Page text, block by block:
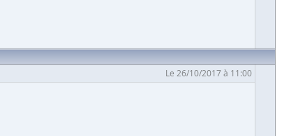
Le 26/10/2017 à 11:00